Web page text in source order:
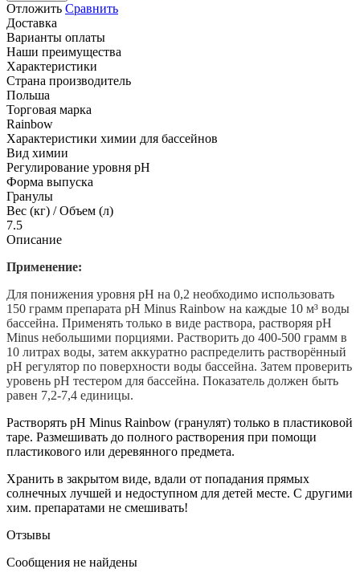
Отложить Сравнить
Доставка
Варианты оплаты
Наши преимущества
Характеристики
Страна производитель
Польша
Торговая марка
Rainbow
Характеристики химии для бассейнов
Вид химии
Регулирование уровня pH
Форма выпуска
Гранулы
Вес (кг) / Объем (л)
7.5
Описание
Применение:
Для понижения уровня pH на 0,2 необходимо использовать
150 грамм препарата pH Minus Rainbow на каждые 10 м³ воды
бассейна. Применять только в виде раствора, растворяя pH
Minus небольшими порциями. Растворить до 400-500 грамм в
10 литрах воды, затем аккуратно распределить растворённый
pH регулятор по поверхности воды бассейна. Затем проверить
уровень pH тестером для бассейна. Показатель должен быть
равен 7,2-7,4 единицы.
Растворять pH Minus Rainbow (гранулят) только в пластиковой
таре. Размешивать до полного растворения при помощи
пластикового или деревянного предмета.
Хранить в закрытом виде, вдали от попадания прямых
солнечных лучшей и недоступном для детей месте. С другими
хим. препаратами не смешивать!
Отзывы
Сообщения не найдены